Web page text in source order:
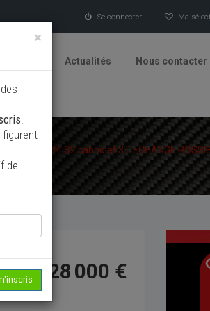
Se connecter Ma
Actualités Nous contacter
Porsche 944 S2 cabriolet 3 L ECHANGE
28 000 €
×
.
de